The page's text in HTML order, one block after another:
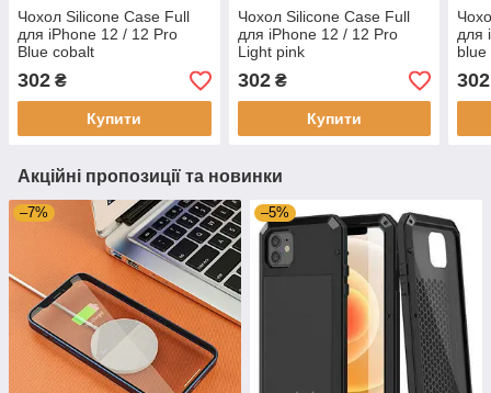
Чохол Silicone Case Full
для iPhone 12 / 12 Pro
Blue cobalt
302 ₴
Купити
Чохол Silicone Case Full
для iPhone 12 / 12 Pro
Light pink
302₴
Купити
для
blue
302
Акційні пропозиції та новинки
–7% –5%